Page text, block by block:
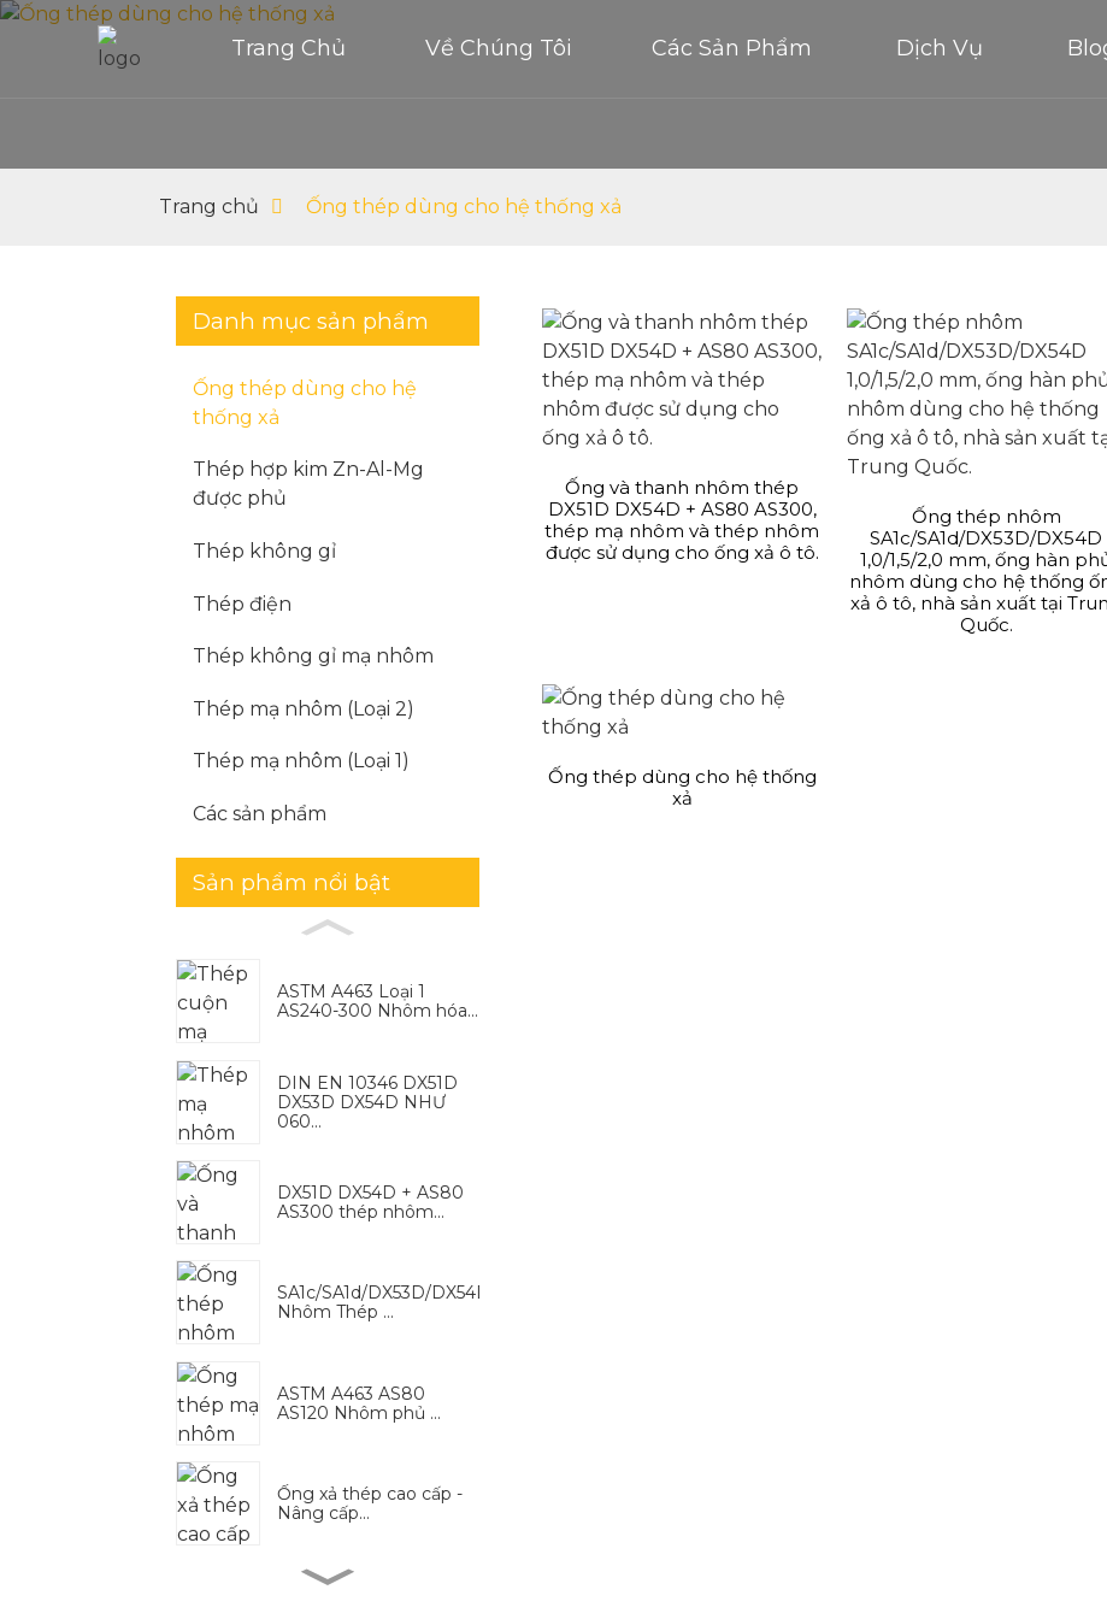
Trang Chủ Về Chúng Tôi Các Sản Phẩm Dịch Vụ
Trang chủ Ống thép dùng cho hệ thống xả
Danh mục sản phẩm
Ống thép dùng cho hệ
thống xả
Thép hợp kim Zn-Al-Mg
được phủ
Thép không gỉ
Thép điện
Thép không gỉ mạ nhôm
Thép mạ nhôm (Loại 2)
Thép mạ nhôm (Loại 1)
Các sản phẩm
Sản phẩm nổi bật
ASTM A463 Loại 1
AS240-300 Nhôm hóa...
DIN EN 10346 DX51D
DX53D DX54D NHƯ
060...
DX51D DX54D + AS80
AS300 thép nhôm...
SA1c/SA1d/DX53D/DX54D
Nhôm Thép ...
ASTM A463 AS80
AS120 Nhôm phủ ...
Ống xả thép cao cấp -
Nâng cấp...
Ống và thanh nhôm thép
DX51D DX54D + AS80 AS300,
thép mạ nhôm và thép nhôm
được sử dụng cho ống xả ô tô.
Ống thép nhôm
SA1c/SA1d/DX53D/DX54D
1,0/1,5/2,0 mm, ống hàn
nhôm dùng cho hệ thống
xả ô tô, nhà sản xuất tại
Quốc.
Ống thép dùng cho hệ thống
xả